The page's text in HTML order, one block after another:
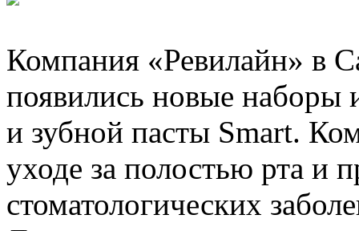
Компания «Ревилайн» в
появились новые наборы
и зубной пасты Smart.
уходе за полостью рта и
стоматологических